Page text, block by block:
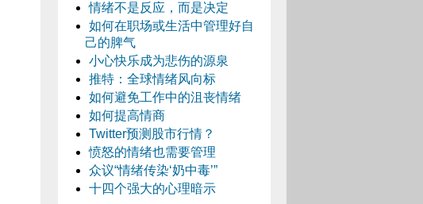
情绪不是反应，而是决定
如何在职场或生活中管理好自
己的脾气
小心快乐成为悲伤的源泉
推特：全球情绪风向标
如何避免工作中的沮丧情绪
如何提高情商
Twitter预测股市行情？
愤怒的情绪也需要管理
众议“情绪传染‘奶中毒’”
十四个强大的心理暗示